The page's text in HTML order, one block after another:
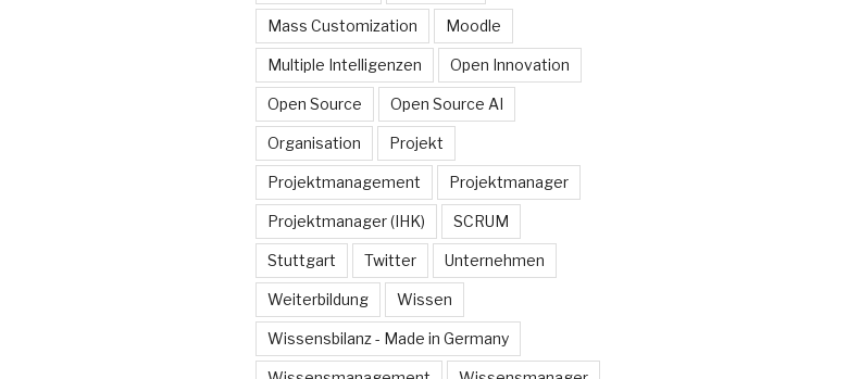
Mass Customization Moodle
Multiple Intelligenzen Open Innovation
Open Source Open Source AI
Organisation Projekt
Projektmanagement Projektmanager
Projektmanager (IHK) SCRUM
Stuttgart Twitter Unternehmen
Weiterbildung Wissen
Wissensbilanz - Made in Germany